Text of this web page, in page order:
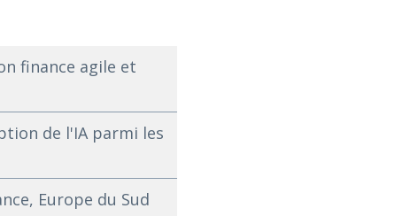
finance agile et
de l'IA parmi les
Europe du Sud